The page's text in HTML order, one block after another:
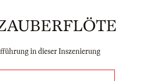
in dieser Inszenierung